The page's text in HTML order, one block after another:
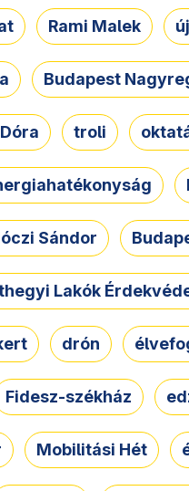
Rami Malek
Budapest
troli
Sándor
Lakók
drón
Fidesz-székház
Mobilitási Hét